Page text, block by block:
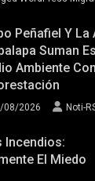
Peñafiel Y La
Suman
Ambiente
08/2026 Noti-
Incendios:
El Miedo